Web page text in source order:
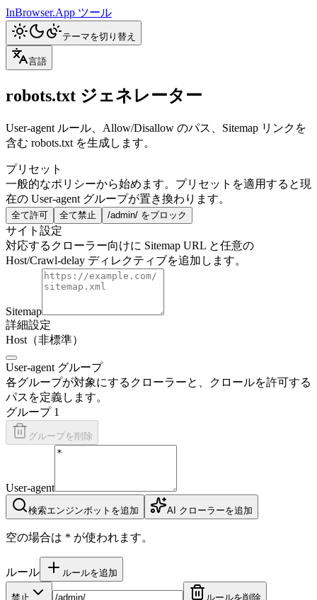
InBrowser.App ツール
テーマを切り替え
言語
robots.txt ジェネレーター
User-agent ルール、Allow/Disallow のパス、Sitemap リンクを
含む robots.txt を生成します。
プリセット
一般的なポリシーから始めます。プリセットを適用すると現
在の User-agent グループが置き換わります。
全て許可 全て禁止 /admin/ をブロック
サイト設定
対応するクローラー向けに Sitemap URL と任意の
Host/Crawl-delay ディレクティブを追加します。
Sitemap
詳細設定
Host（非標準）
User-agent グループ
各グループが対象にするクローラーと、クロールを許可する
パスを定義します。
グループ 1
グループを削除
User-agent
検索エンジンボットを追加 AI クローラーを追加
空の場合は * が使われます。
ルール ルールを追加
禁止 ルールを削除